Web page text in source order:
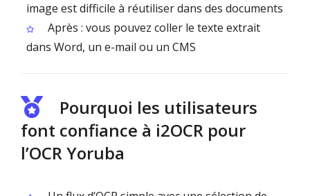
image est difficile à réutiliser dans des documents
Après : vous pouvez coller le texte extrait
dans Word, un e-mail ou un CMS
Pourquoi les utilisateurs
font confiance à i2OCR pour
l’OCR Yoruba